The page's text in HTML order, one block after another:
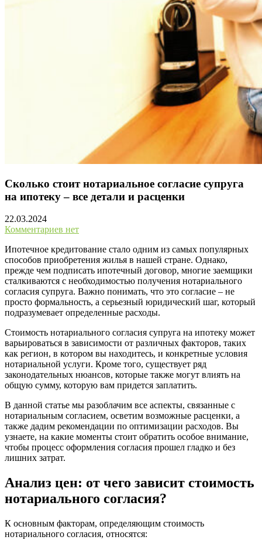
Сколько стоит нотариальное согласие супруга
на ипотеку – все детали и расценки
22.03.2024
Комментариев нет
Ипотечное кредитование стало одним из самых популярных
способов приобретения жилья в нашей стране. Однако,
прежде чем подписать ипотечный договор, многие заемщики
сталкиваются с необходимостью получения нотариального
согласия супруга. Важно понимать, что это согласие – не
просто формальность, а серьезный юридический шаг, который
подразумевает определенные расходы.
Стоимость нотариального согласия супруга на ипотеку может
варьироваться в зависимости от различных факторов, таких
как регион, в котором вы находитесь, и конкретные условия
нотариальной услуги. Кроме того, существует ряд
законодательных нюансов, которые также могут влиять на
общую сумму, которую вам придется заплатить.
В данной статье мы разоблачим все аспекты, связанные с
нотариальным согласием, осветим возможные расценки, а
также дадим рекомендации по оптимизации расходов. Вы
узнаете, на какие моменты стоит обратить особое внимание,
чтобы процесс оформления согласия прошел гладко и без
лишних затрат.
Анализ цен: от чего зависит стоимость
нотариального согласия?
К основным факторам, определяющим стоимость
нотариального согласия, относятся: